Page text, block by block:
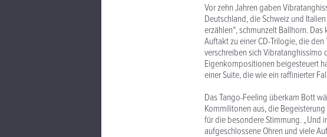
Vor zehn Jahren gaben
Deutschland, die Schweiz und
erzählen“, schmunzelt Ballhorn.
Auftakt zu einer CD-Trilogie, die
verschreiben sich Vibratanghissimo
Eigenkompositionen beigesteuert
einer Suite, die wie ein raffinierter
Das Tango-Feeling überkam Bott
Kommilitonen aus, die
für die besondere Stimmung. „Und
aufgeschlossene Ohren und viele